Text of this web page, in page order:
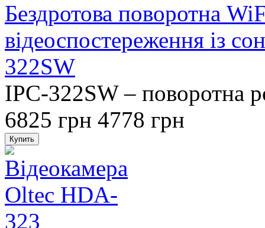
Бездротова поворотна
відеоспостереження із
322SW
IPC-322SW – поворотна
6825 грн 4778 грн